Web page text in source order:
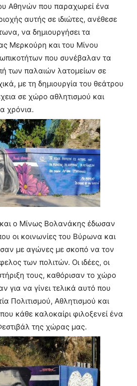
Αθηνών που παραχωρεί ένα
αυτής σε ιδιώτες, ανέθεσε
να δημιουργήσει τα
Μερκούρη και του Μίνου
που συνέβαλαν τα
των παλαιών λατομείων σε
με τη δημιουργία του θεάτρου
σε χώρο αθλητισμού και
χρόνια.
ο Μίνως Βολανάκης έδωσαν
οι κοινωνίες του Βύρωνα και
με αγώνες με σκοπό να τον
των πολιτών. Οι ιδέες, οι
τους, καθόρισαν το χώρο
για να γίνει τελικά αυτό που
Πολιτισμού, Αθλητισμού και
κάθε καλοκαίρι φιλοξενεί ένα
της χώρας μας.